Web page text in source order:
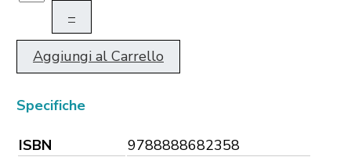
–
Aggiungi al Carrello
Specifiche
ISBN
9788888682358